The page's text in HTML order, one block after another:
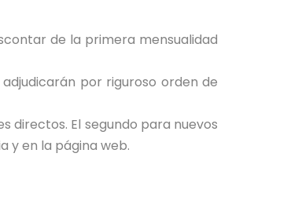
de la primera mensualidad
por riguroso orden de
directos. El segundo para nuevos
y en la página web.